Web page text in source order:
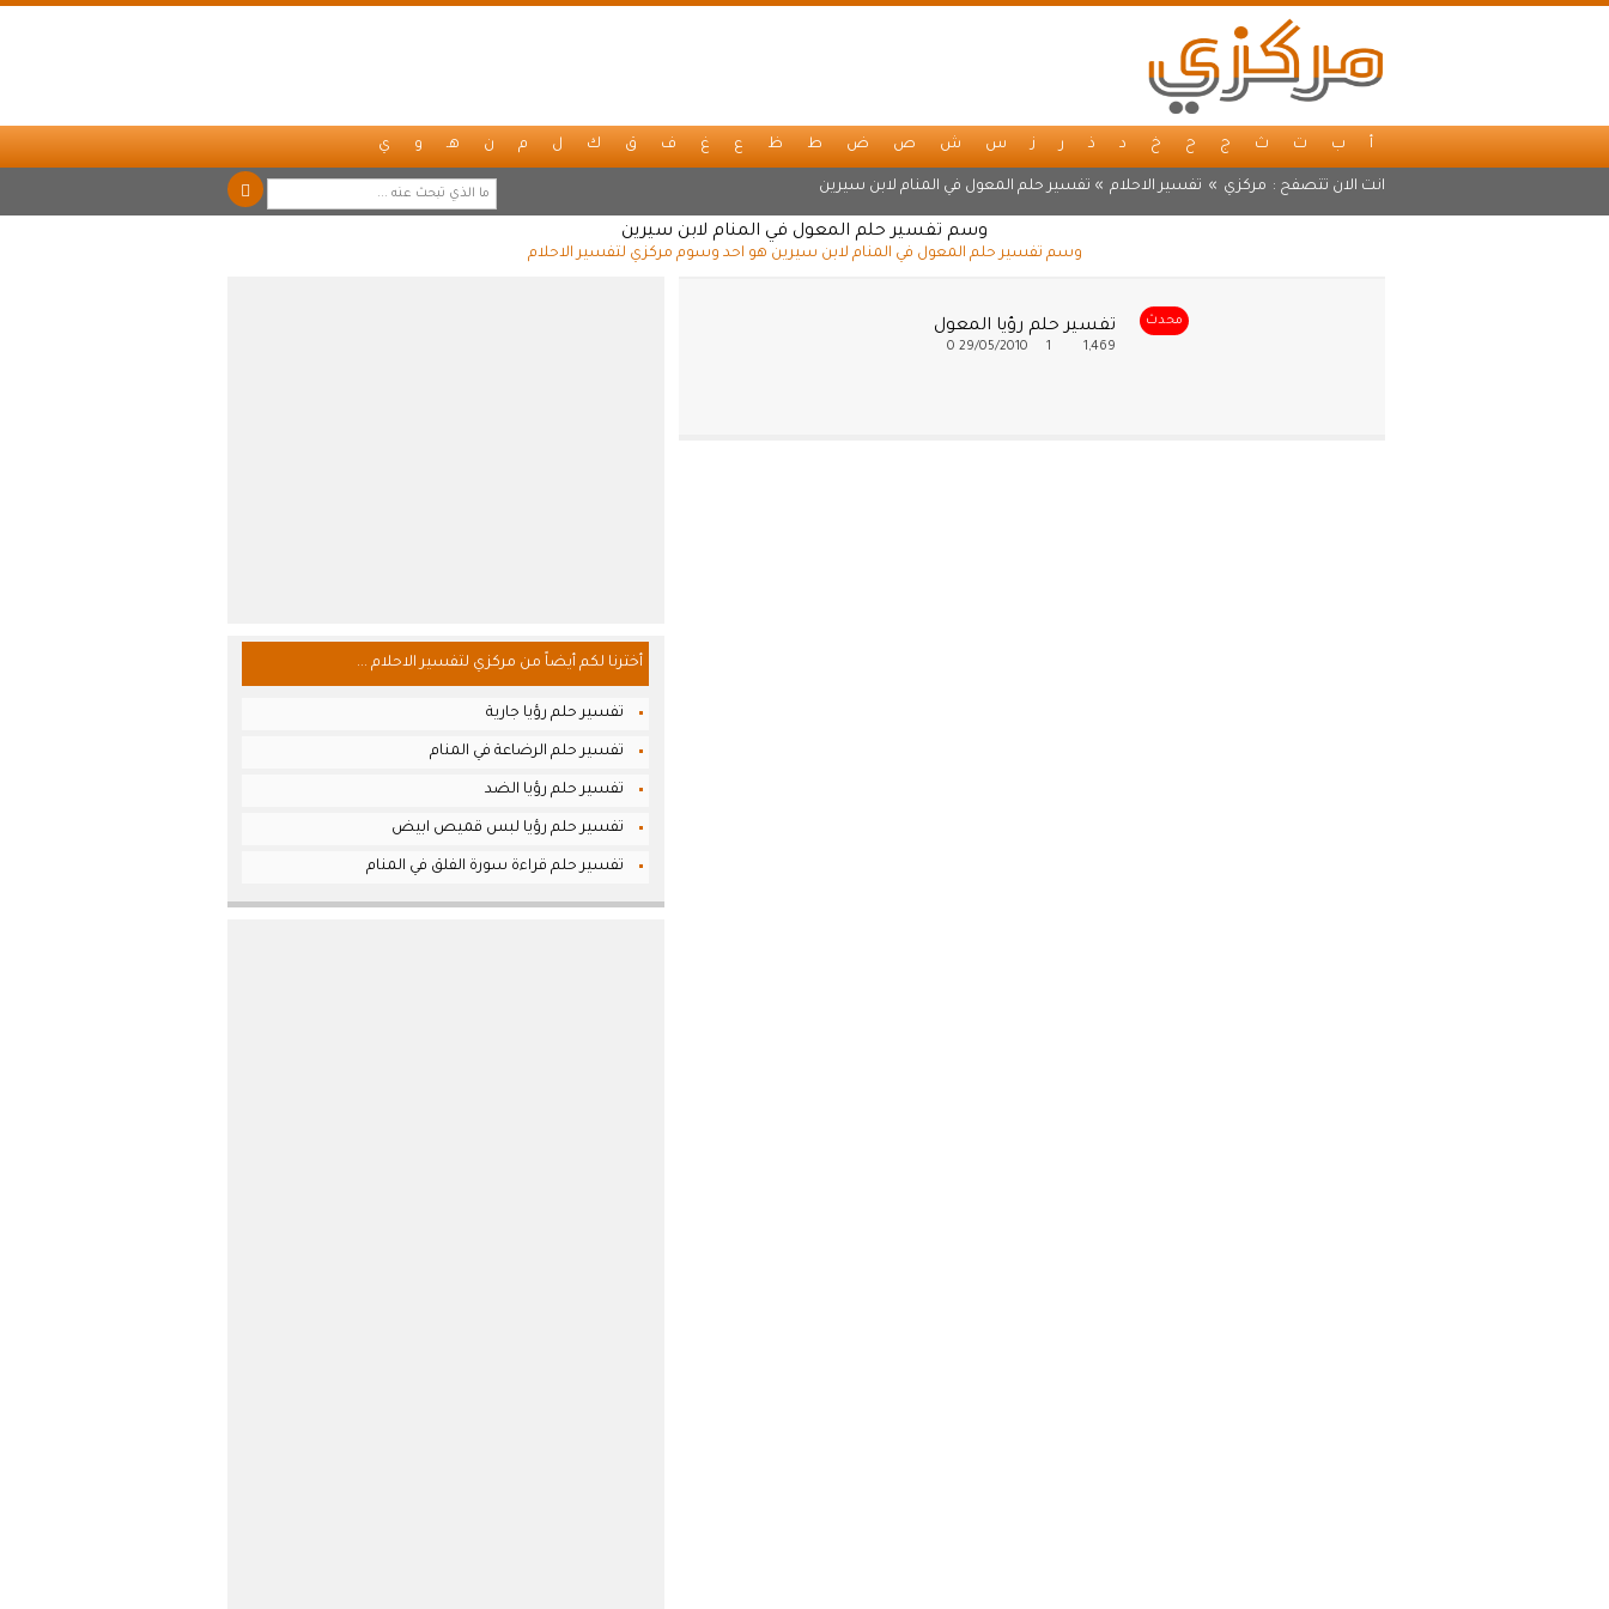
أ ب ت ث ج ح خ د ذ ر ز س ش ص ض ط ظ ع غ ف ق ك ل م ن هـ و ي
انت الان تتصفح : مركزي » تفسير الاحلام » تفسير حلم المعول في المنام لابن سيرين
وسم تفسير حلم المعول في المنام لابن سيرين
وسم تفسير حلم المعول في المنام لابن سيرين هو احد وسوم مركزي لتفسير الاحلام
محدث تفسير حلم رؤيا المعول
1,469
29/05/2010
0
أخترنا لكم أيضاً من مركزي لتفسير الاحلام ...
تفسير حلم رؤيا جارية
تفسير حلم الرضاعة في المنام
تفسير حلم رؤيا الضد
تفسير حلم رؤيا لبس قميص ابيض
تفسير حلم قراءة سورة الفلق في المنام